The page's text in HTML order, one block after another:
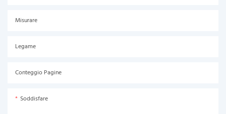
Misurare
Legame
Conteggio Pagine
Soddisfare